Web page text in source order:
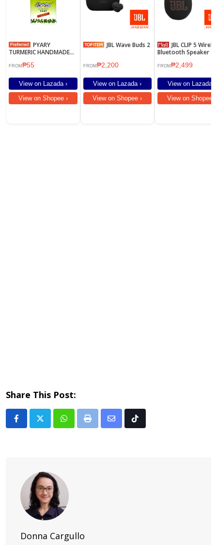
PYARY
TURMERIC HANDMADE
FROM ₱55
View on Lazada ›
View on Shopee ›
JBL Wave Buds 2
FROM ₱2,200
View on Lazada ›
View on Shopee ›
Bluetooth Speaker
FROM₱2,499
View on Lazada ›
View on Shopee ›
Share This Post:
Whatsapp
Print
Share Tiktok
Donna Cargullo